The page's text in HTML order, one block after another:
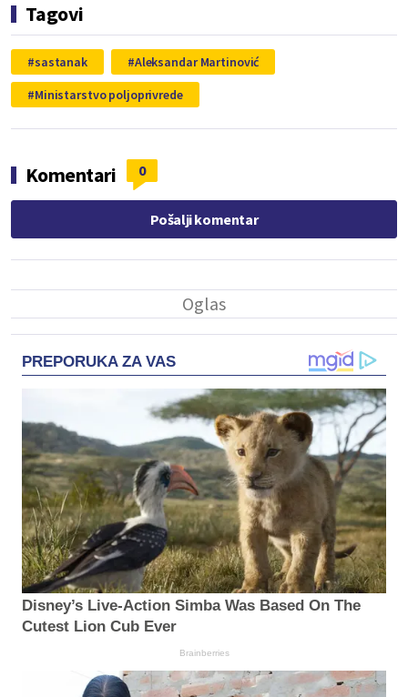
Tagovi
sastanak
Aleksandar Martinović
Ministarstvo poljoprivrede
Komentari 0
Pošalji komentar
PREPORUKA ZA VAS
Disney’s Live-Action Simba Was Based On The
Cutest Lion Cub Ever
Brainberries